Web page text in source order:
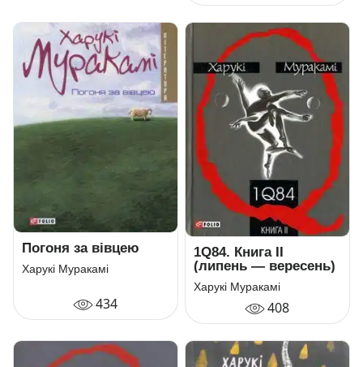
Погоня за вiвцею
Харукі Муракамі
434
1Q84. Книга ІІ
(липень — вересень)
Харукі Муракамі
408